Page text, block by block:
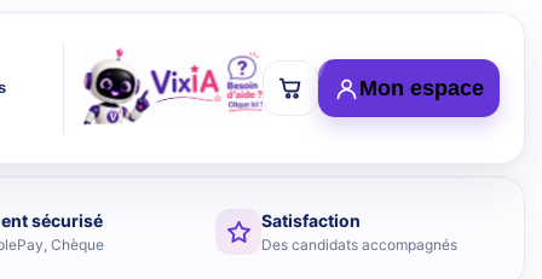
Mon espace
sécurisé
Chèque
Satisfaction
Des candidats accompagnés